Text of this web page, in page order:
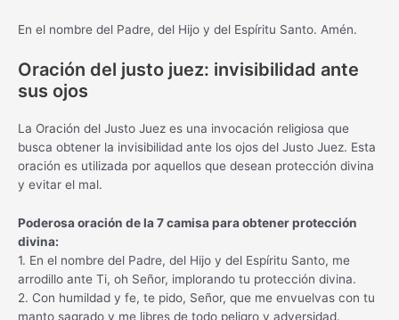
En el nombre del Padre, del Hijo y del Espíritu Santo. Amén.
Oración del justo juez: invisibilidad ante
sus ojos
La Oración del Justo Juez es una invocación religiosa que
busca obtener la invisibilidad ante los ojos del Justo Juez. Esta
oración es utilizada por aquellos que desean protección divina
y evitar el mal.
Poderosa oración de la 7 camisa para obtener protección
divina:
1. En el nombre del Padre, del Hijo y del Espíritu Santo, me
arrodillo ante Ti, oh Señor, implorando tu protección divina.
2. Con humildad y fe, te pido, Señor, que me envuelvas con tu
manto sagrado y me libres de todo peligro y adversidad.